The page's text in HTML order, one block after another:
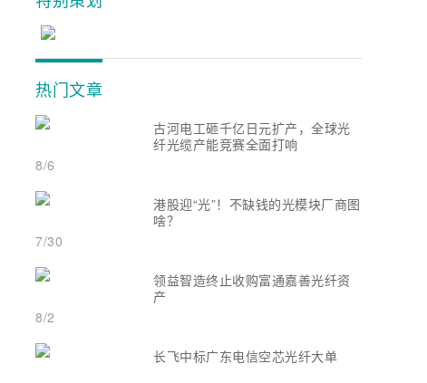
热门文章
古河电工砸千亿日元扩产，全球光
纤光缆产能竞赛全面打响
8/6
港股迎“光”！不缺钱的光模块厂商图
啥？
7/30
领益智造终止收购富通嘉善光纤资
产
8/2
长飞中标广东电信空芯光纤大单